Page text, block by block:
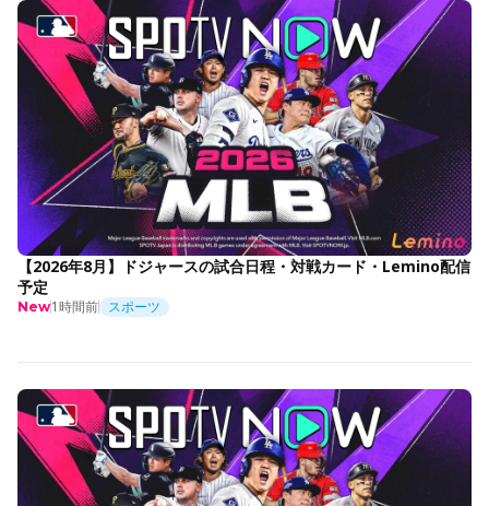
【2026年8月】ドジャースの試合日程・対戦カード・Lemino配信
予定
New1時間前 スポーツ